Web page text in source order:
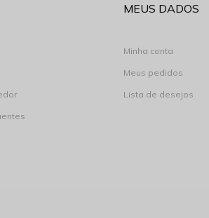
MEUS DADOS
Minha conta
Meus pedidos
Lista de desejos